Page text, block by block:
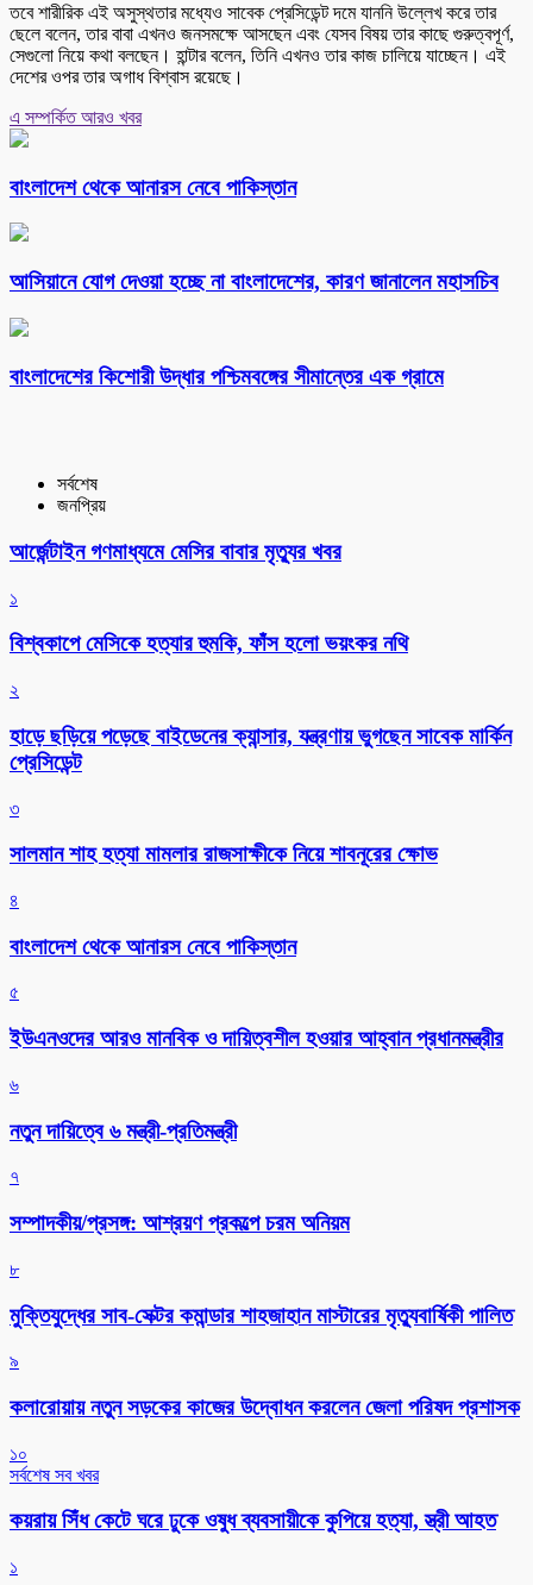
তবে শারীরিক এই অসুস্থতার মধ্যেও সাবেক প্রেসিডেন্ট দমে যাননি উল্লেখ করে তার
ছেলে বলেন, তার বাবা এখনও জনসমক্ষে আসছেন এবং যেসব বিষয় তার কাছে গুরুত্বপূর্ণ,
সেগুলো নিয়ে কথা বলছেন। হান্টার বলেন, তিনি এখনও তার কাজ চালিয়ে যাচ্ছেন। এই
দেশের ওপর তার অগাধ বিশ্বাস রয়েছে।
এ সম্পর্কিত আরও খবর
বাংলাদেশ থেকে আনারস নেবে পাকিস্তান
আসিয়ানে যোগ দেওয়া হচ্ছে না বাংলাদেশের, কারণ জানালেন মহাসচিব
বাংলাদেশের কিশোরী উদ্ধার পশ্চিমবঙ্গের সীমান্তের এক গ্রামে
সর্বশেষ
জনপ্রিয়
আর্জেন্টাইন গণমাধ্যমে মেসির বাবার মৃত্যুর খবর
১
বিশ্বকাপে মেসিকে হত্যার হুমকি, ফাঁস হলো ভয়ংকর নথি
২
হাড়ে ছড়িয়ে পড়েছে বাইডেনের ক্যান্সার, যন্ত্রণায় ভুগছেন সাবেক মার্কিন
প্রেসিডেন্ট
৩
সালমান শাহ হত্যা মামলার রাজসাক্ষীকে নিয়ে শাবনূরের ক্ষোভ
৪
বাংলাদেশ থেকে আনারস নেবে পাকিস্তান
৫
ইউএনওদের আরও মানবিক ও দায়িত্বশীল হওয়ার আহ্বান প্রধানমন্ত্রীর
৬
নতুন দায়িত্বে ৬ মন্ত্রী-প্রতিমন্ত্রী
৭
সম্পাদকীয়/প্রসঙ্গ: আশ্রয়ণ প্রকল্পে চরম অনিয়ম
৮
মুক্তিযুদ্ধের সাব-সেক্টর কমান্ডার শাহজাহান মাস্টারের মৃত্যুবার্ষিকী পালিত
৯
কলারোয়ায় নতুন সড়কের কাজের উদ্বোধন করলেন জেলা পরিষদ প্রশাসক
১০
সর্বশেষ সব খবর
কয়রায় সিঁধ কেটে ঘরে ঢুকে ওষুধ ব্যবসায়ীকে কুপিয়ে হত্যা, স্ত্রী আহত
১